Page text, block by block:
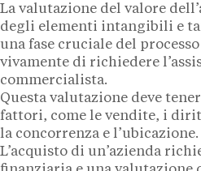
La valutazione del valore
degli elementi intangibili e
una fase cruciale del
vivamente di richiedere
commercialista.
Questa valutazione deve
fattori, come le vendite, i
la concorrenza e l’ubicazione.
L’acquisto di un’azienda